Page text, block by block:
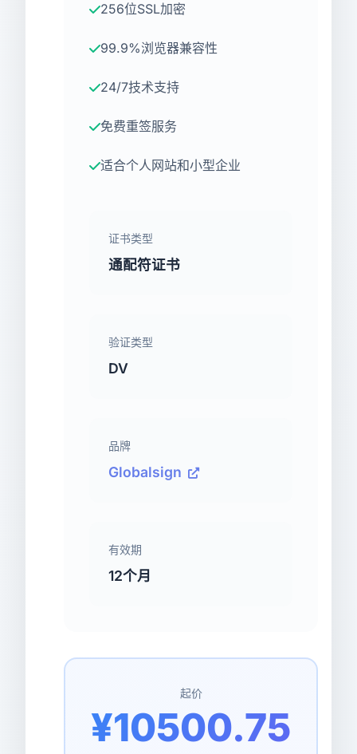
256位SSL加密
99.9%浏览器兼容性
24/7技术支持
免费重签服务
适合个人网站和小型企业
证书类型
通配符证书
验证类型
DV
品牌
Globalsign
有效期
12个月
起价
¥10500.75